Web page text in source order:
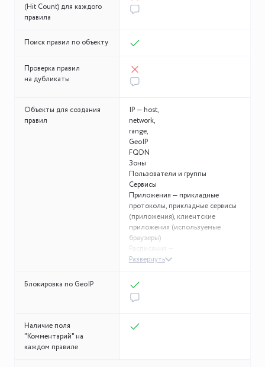
(Hit Count) для каждого
правила
Поиск правил по объекту
Проверка правил
на дубликаты
Объекты для создания
правил
IP — host,
network,
range,
GeoIP
FQDN
Зоны
Пользователи и группы
Сервисы
Приложения — прикладные
протоколы, прикладные сервисы
(приложения), клиентские
приложения (используемые
браузеры)
Расписания —
Развернуть
Блокировка по GeoIP
Наличие поля
"Комментарий" на
каждом правиле